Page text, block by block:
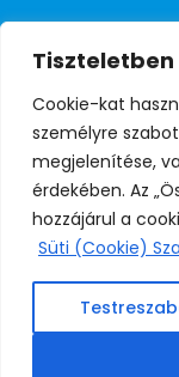
Cookie-kat
személyre
megjelenítése,
érdekében. Az
hozzájárul a
Süti (Cookie)
©